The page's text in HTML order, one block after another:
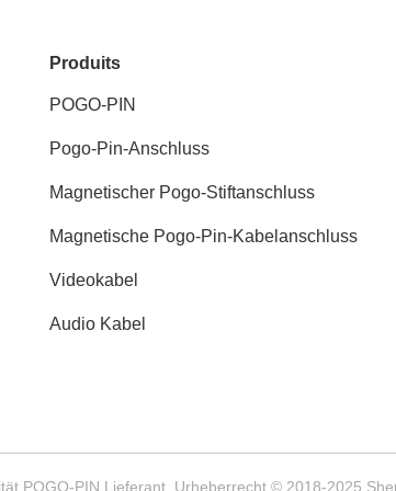
Produits
POGO-PIN
Pogo-Pin-Anschluss
Magnetischer Pogo-Stiftanschluss
Magnetische Pogo-Pin-Kabelanschluss
Videokabel
Audio Kabel
POGO-PIN Lieferant. Urheberrecht © 2018-2025